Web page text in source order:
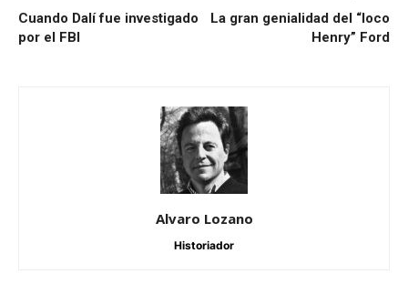
Cuando Dalí fue investigado
por el FBI
La gran genialidad del “loco
Henry” Ford
Alvaro Lozano
Historiador